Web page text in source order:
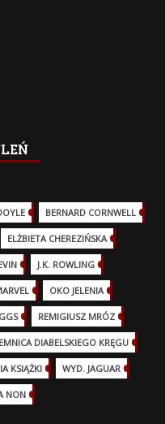
BERNARD CORNWELL
(17)ELŻBIETA CHEREZIŃSKA
J.K. ROWLING
(32)OKO JELENIA
(12)REMIGIUSZ MRÓZ
DIABELSKIEGO KRĘGU
KSIĄŻKI WYD. JAGUAR
NON